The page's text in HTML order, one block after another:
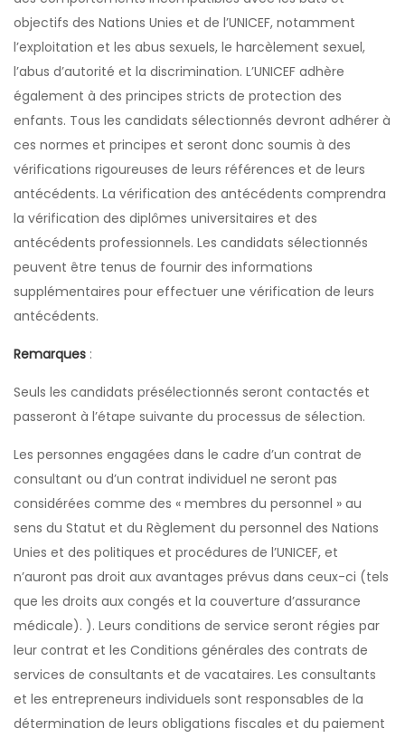
objectifs des Nations Unies et de l’UNICEF, notamment
l’exploitation et les abus sexuels, le harcèlement sexuel,
l’abus d’autorité et la discrimination. L’UNICEF adhère
également à des principes stricts de protection des
enfants. Tous les candidats sélectionnés devront adhérer à
ces normes et principes et seront donc soumis à des
vérifications rigoureuses de leurs références et de leurs
antécédents. La vérification des antécédents comprendra
la vérification des diplômes universitaires et des
antécédents professionnels. Les candidats sélectionnés
peuvent être tenus de fournir des informations
supplémentaires pour effectuer une vérification de leurs
antécédents.
Remarques :
Seuls les candidats présélectionnés seront contactés et
passeront à l’étape suivante du processus de sélection.
Les personnes engagées dans le cadre d’un contrat de
consultant ou d’un contrat individuel ne seront pas
considérées comme des « membres du personnel » au
sens du Statut et du Règlement du personnel des Nations
Unies et des politiques et procédures de l’UNICEF, et
n’auront pas droit aux avantages prévus dans ceux-ci (tels
que les droits aux congés et la couverture d’assurance
médicale). ). Leurs conditions de service seront régies par
leur contrat et les Conditions générales des contrats de
services de consultants et de vacataires. Les consultants
et les entrepreneurs individuels sont responsables de la
détermination de leurs obligations fiscales et du paiement